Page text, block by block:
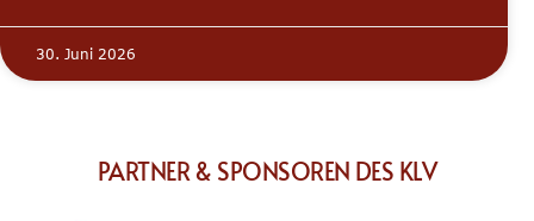
30. Juni 2026
PARTNER & SPONSOREN DES KLV